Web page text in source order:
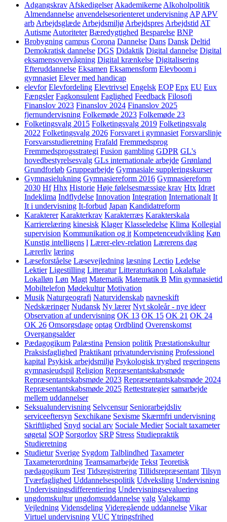
Adgangskrav Afskedigelser Akademikerne Alkoholpolitik
Almendannelse anvendelsesorienteret undervisning AP APV
arb Arbejdsglæde Arbejdsmiljø Arbejdspres Arbejdstid AT
Autisme Autoriteter Bæredygtighed Besparelse BNP
Brobygning campus Corona Dannelse Dans Dansk Deltid
Demokratisk dannelse DGS Didaktik Digital dannelse Digital
eksamensovervågning Digital krænkelse Digitalisering
Efteruddannelse Eksamen Eksamensform Elevboom i
gymnasiet Elever med handicap
elevfor Elevfordeling Elevtrivsel Engelsk EOP Epx EU Eux
Fængsler Fagkonsulent Faglighed Feedback Filosofi
Finanslov 2023 Finanslov 2024 Finanslov 2025
fjernundervisning Folkemøde 2023 Folkemøde 23
Folketingsvalg 2015 Folketingsvalg 2019 Folketingsvalg
2022 Folketingsvalg 2026 Forsvaret i gymnasiet Forsvarslinje
Forsvarsstudieretning Frafald Fremmedsprog
Fremmedsprogsstrategi Fusion gambling GDPR GL's
hovedbestyrelsesvalg GLs internationale arbejde Grønland
Grundforløb Gruppearbejde Gymnasiale suppleringskurser
Gymnasielukning Gymnasiereform 2016 Gymnasiereform
2030 Hf Hhx Historie Høje følelsesmæssige krav Htx Idræt
Indeklima Indflydelse Innovation Integration Internationalt It
It i undervisning It-forbud Japan Kandidatreform
Karakterer Karakterkrav Karakterræs Karakterskala
Karrierelæring kinesisk Klager Klasseledelse Klima Kollegial
supervision Kommunikation og it Kompetenceudvikling Køn
Kunstig intelligens l Lærer-elev-relation Lærerens dag
Lærerliv læring
Læseforståelse Læsevejledning læsning Lectio Ledelse
Lektier Ligestilling Litteratur Litteraturkanon Lokalaftale
Lokalløn Løn Magt Matematik Matematik B Min gymnasietid
Mobiltelefon Mødekultur Motivation
Musik Naturgeografi Naturvidenskab navneskift
Nedskæringer Nudansk Ny lærer Nyt skoleår - nye ideer
Observation af undervisning OK 13 OK 15 OK 21 OK 24
OK 26 Omsorgsdage optag Ordblind Overenskomst
Overgangsalder
Pædagogikum Palæstina Pension politik Præstationskultur
Praksisfaglighed Praktikant privatundervisning Professionel
kapital Psykisk arbejdsmiljø Psykologisk tryghed regeringens
gymnasieudspil Religion Repræsentantskabsmøde
Repræsentantskabsmøde 2023 Repræsentantskabsmøde 2024
Repræsentantskabsmøde 2025 Rettestrategier samarbejde
mellem uddannelser
Seksualundervisning Selvcensur Seniorarbejdsliv
serviceeftersyn Sexchikane Sexisme Skærmfri undervisning
Skriftlighed Snyd social arv Sociale Medier Socialt taxameter
søgetal SOP Sorgorlov SRP Stress Studiepraktik
Studieretning
Studietur Sverige Sygdom Talblindhed Taxameter
Taxameterordning Teamsamarbejde Tekst Teoretisk
pædagogikum Test Tidsregistrering Tillidsrepræsentant Tilsyn
Tværfaglighed Uddannelsespolitik Udveksling Undervisning
Undervisningsdifferentiering Undervisningsevaluering
ungdomskultur ungdomsuddannelse valg Valgkamp
Vejledning Vidensdeling Videregående uddannelse Vikar
Virtuel undervisning VUC Ytringsfrihed